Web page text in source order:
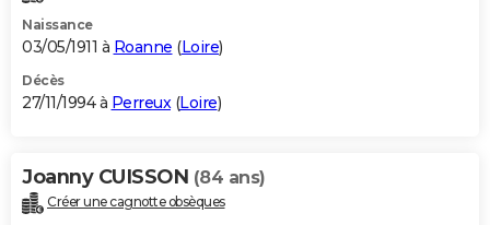
Naissance
03/05/1911 à Roanne (Loire)
Décès
27/11/1994 à Perreux(Loire)
Joanny CUISSON (84 ans)
Créer une cagnotte obsèques